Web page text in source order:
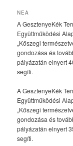
NEA
A GesztenyeKék
Együttműködési
„Kőszegi
gondozása és
pályázatán elnyert
segíti.
A GesztenyeKék
Együttműködési
„Kőszegi
gondozása és
pályázatán elnyert
segíti.